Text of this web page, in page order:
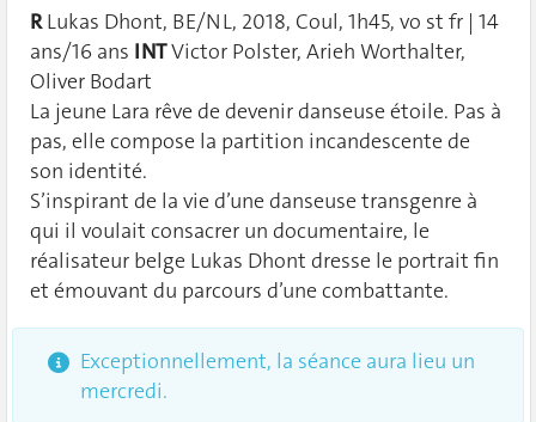
RLukas Dhont, BE/NL, 2018, Coul, 1h45, vo st fr | 14
ans/16 ans INTVictor Polster, Arieh Worthalter,
Oliver Bodart
La jeune Lara rêve de devenir danseuse étoile. Pas à
pas, elle compose la partition incandescente de
son identité.
S’inspirant de la vie d’une danseuse transgenre à
qui il voulait consacrer un documentaire, le
réalisateur belge Lukas Dhont dresse le portrait fin
et émouvant du parcours d’une combattante.
Exceptionnellement, la séance aura lieu un
mercredi.